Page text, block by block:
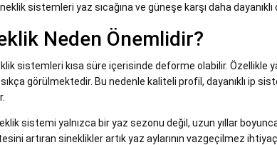
sistemleri yaz sıcağına ve güneşe karşı daha dayanıklı
Neden Önemlidir?
sistemleri kısa süre içerisinde deforme olabilir. Özellikle
görülmektedir. Bu nedenle kaliteli profil, dayanıklı ip
sistemi yalnızca bir yaz sezonu değil, uzun yıllar
artıran sineklikler artık yaz aylarının vazgeçilmez